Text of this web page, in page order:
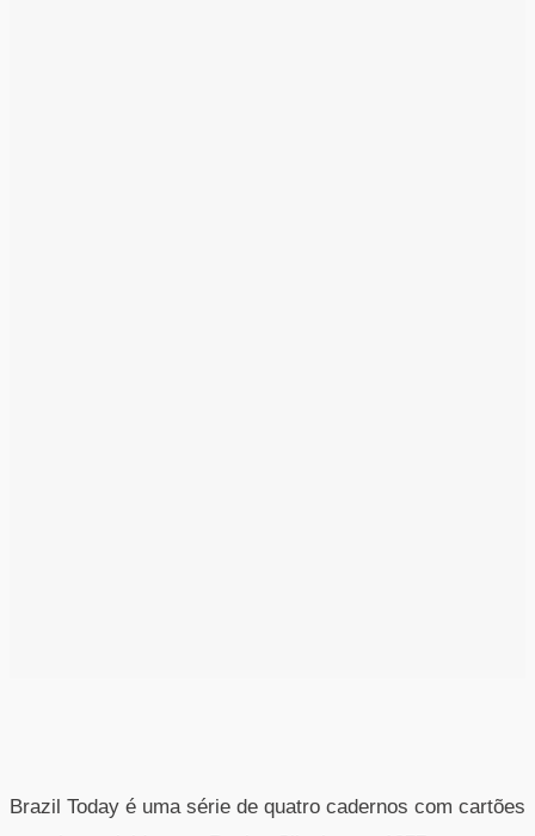
Brazil Today é uma série de quatro cadernos com cartões